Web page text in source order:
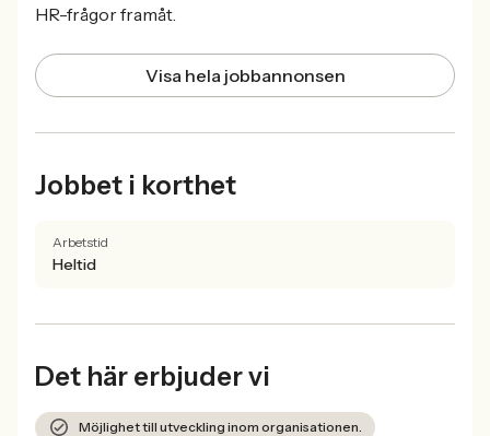
HR-frågor framåt.
Visa hela jobbannonsen
Jobbet i korthet
Arbetstid
Heltid
Det här erbjuder vi
Möjlighet till utveckling inom organisationen.